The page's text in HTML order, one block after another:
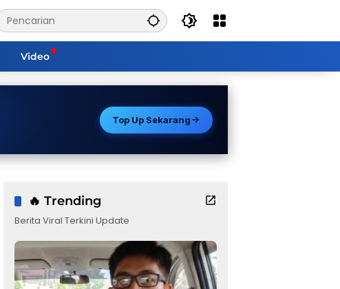
Video
Top Up Sekarang
🔥 Trending
Berita Viral Terkini Update